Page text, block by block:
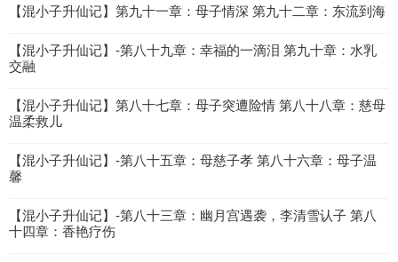
【混小子升仙记】第九十一章：母子情深 第九十二章：东流到海
【混小子升仙记】-第八十九章：幸福的一滴泪 第九十章：水乳
交融
【混小子升仙记】第八十七章：母子突遭险情 第八十八章：慈母
温柔救儿
【混小子升仙记】-第八十五章：母慈子孝 第八十六章：母子温
馨
【混小子升仙记】-第八十三章：幽月宫遇袭，李清雪认子 第八
十四章：香艳疗伤